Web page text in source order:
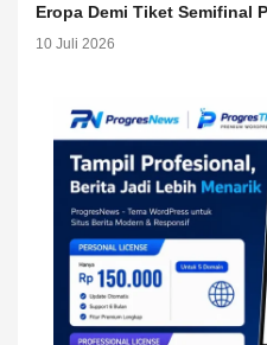
Eropa Demi Tiket Semifinal
10 Juli 2026